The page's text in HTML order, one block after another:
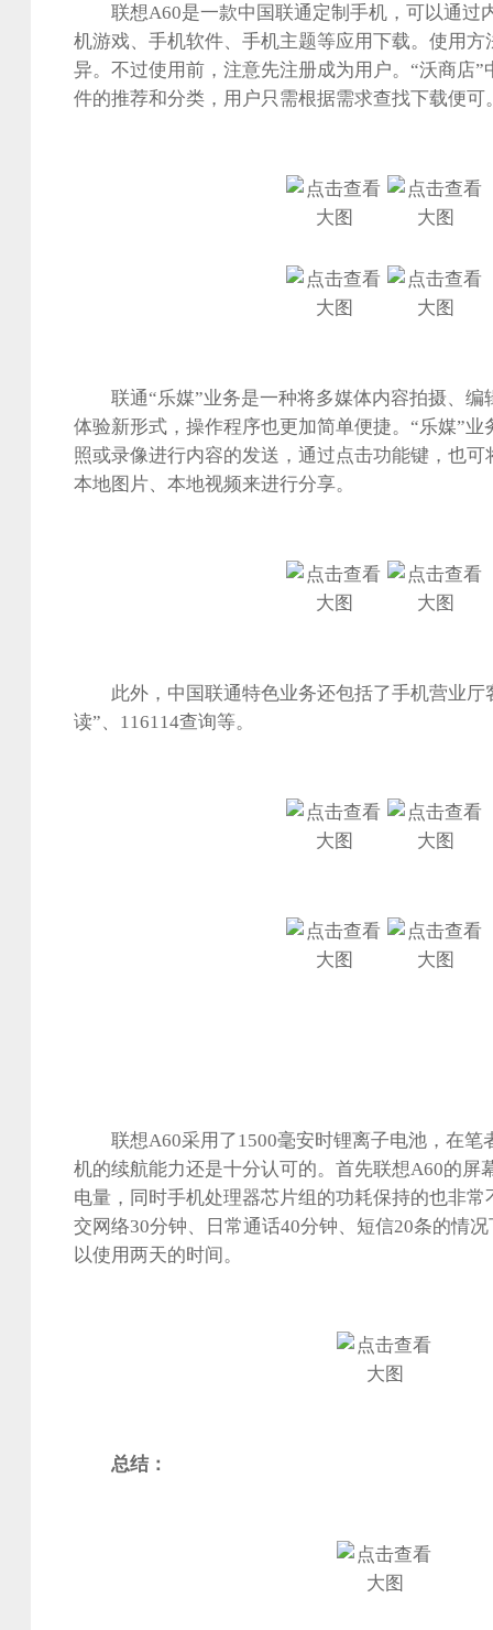
联想A60是一款中国联通定制手机，可以通过
机游戏、手机软件、手机主题等应用下载。使用
异。不过使用前，注意先注册成为用户。“沃商店
件的推荐和分类，用户只需根据需求查找下载便可
联通“乐媒”业务是一种将多媒体内容拍摄、编
体验新形式，操作程序也更加简单便捷。“乐媒”
照或录像进行内容的发送，通过点击功能键，也
本地图片、本地视频来进行分享。
此外，中国联通特色业务还包括了手机营业厅
读”、116114查询等。
联想A60采用了1500毫安时锂离子电池，在笔
机的续航能力还是十分认可的。首先联想A60的屏
电量，同时手机处理器芯片组的功耗保持的也非
交网络30分钟、日常通话40分钟、短信20条的情
以使用两天的时间。
总结：